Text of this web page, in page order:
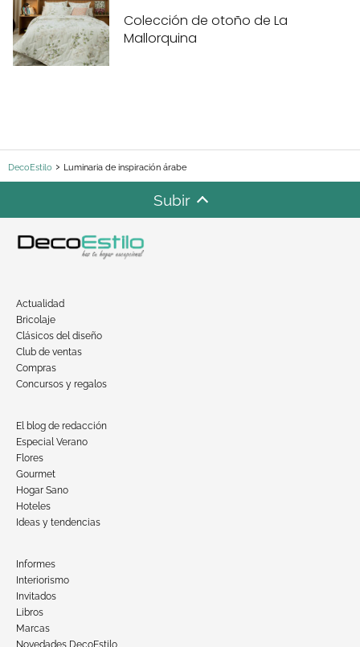
Colección de otoño de La
Mallorquina
DecoEstilo Luminaria de inspiración árabe
Subir
Actualidad
Bricolaje
Clásicos del diseño
Club de ventas
Compras
Concursos y regalos
El blog de redacción
Especial Verano
Flores
Gourmet
Hogar Sano
Hoteles
Ideas y tendencias
Informes
Interiorismo
Invitados
Libros
Marcas
Novedades DecoEstilo